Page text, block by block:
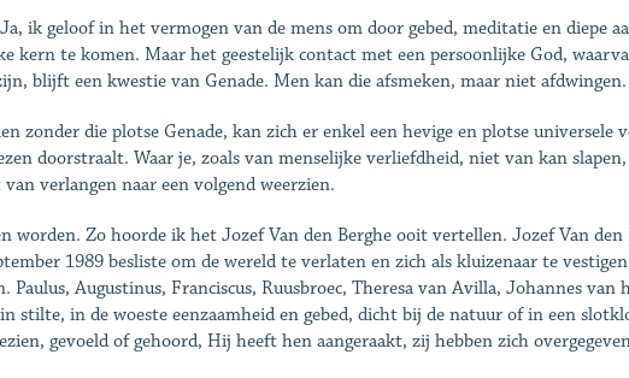
ik geloof in het vermogen van de mens om door gebed, meditatie en diepe
kern te komen. Maar het geestelijk contact met een persoonlijke God,
blijft een kwestie van Genade. Men kan die afsmeken, maar niet afdwingen.
zonder die plotse Genade, kan zich er enkel een hevige en plotse universele
doorstraalt. Waar je, zoals van menselijke verliefdheid, niet van kan
verlangen naar een volgend weerzien.
worden. Zo hoorde ik het Jozef Van den Berghe ooit vertellen. Jozef Van den
1989 besliste om de wereld te verlaten en zich als kluizenaar te
Augustinus, Franciscus, Ruusbroec, Theresa van Avilla, Johannes van
stilte, in de woeste eenzaamheid en gebed, dicht bij de natuur of in een
gevoeld of gehoord, Hij heeft hen aangeraakt, zij hebben zich